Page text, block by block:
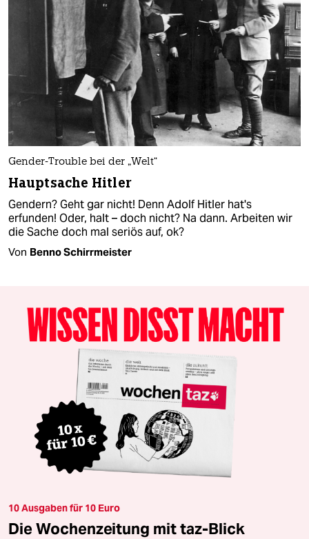
Gender-Trouble bei der „Welt“
Hauptsache Hitler
Gendern? Geht gar nicht! Denn Adolf Hitler hat's
erfunden! Oder, halt – doch nicht? Na dann. Arbeiten wir
die Sache doch mal seriös auf, ok?
Von Benno Schirrmeister
10 Ausgaben für 10 Euro
Die Wochenzeitung mit taz-Blick